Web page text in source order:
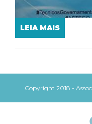
LEIA MAIS
Copyright 2018 -